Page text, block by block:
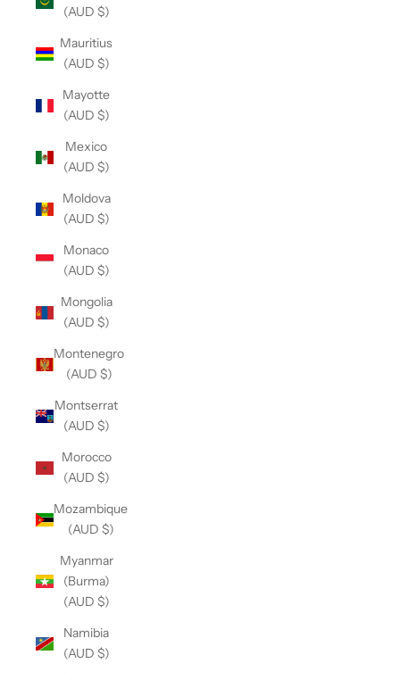
(AUD $)
Mauritius
(AUD $)
Mayotte
(AUD $)
Mexico
(AUD $)
Moldova
(AUD $)
Monaco
(AUD $)
Mongolia
(AUD $)
Montenegro
(AUD $)
Montserrat
(AUD $)
Morocco
(AUD $)
Mozambique
(AUD $)
Myanmar
(Burma)
(AUD $)
Namibia
(AUD $)